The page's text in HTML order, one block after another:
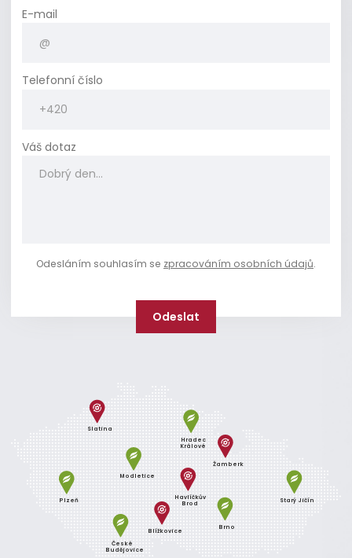
E-mail
Telefonní číslo
Váš dotaz
Odesláním souhlasím se zpracováním osobních údajů.
Brno
Slatina
Blížkovice
Havlíčkův
Brod
Žamberk
Starý Jičín
Hradec
Králové
Modletice
České
Budějovice
Plzeň